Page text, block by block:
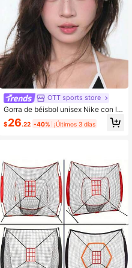
OTT sports store
Gorra de béisbol unisex Nike con lo
gotipo, de algodón, negra, estilo par
a parejas.
$26.22 -40% ¡Últimos 3 días